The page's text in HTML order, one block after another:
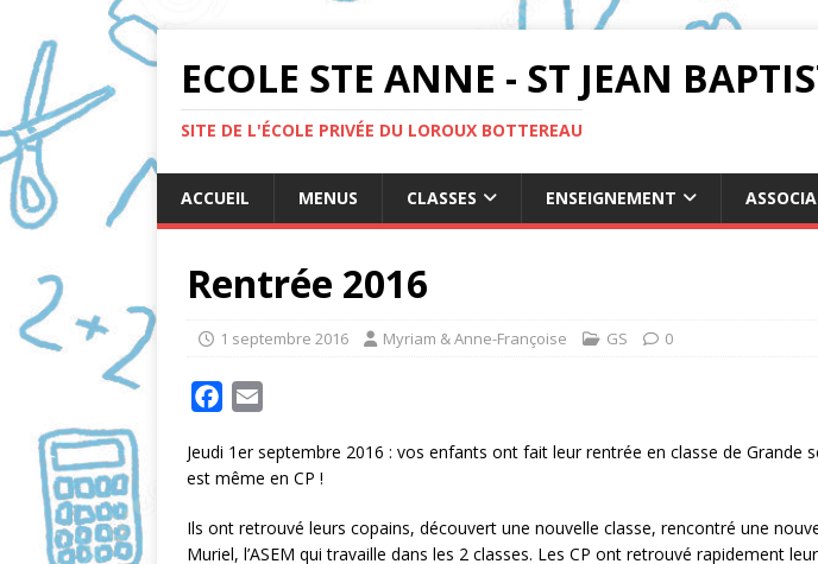
ECOLE STE ANNE - ST JEAN
SITE DE L'ÉCOLE PRIVÉE DU LOROUX BOTTEREAU
ACCUEIL MENUS CLASSES ENSEIGNEMENT
Rentrée 2016
1 septembre 2016 Myriam & Anne-Françoise GS 0
c
e
b
o
a
i
l
Jeudi 1er septembre 2016 : vos enfants ont fait leur rentrée en classe de Grande
est même en CP !
Ils ont retrouvé leurs copains, découvert une nouvelle classe, rencontré une
Muriel, l’ASEM qui travaille dans les 2 classes. Les CP ont retrouvé rapidement